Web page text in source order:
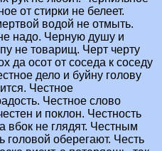
от стирки не белеет.
водой не отмыть.
надо. Черную душу и
не товарищ. Черт черту
да осот от соседа к соседу
дело и буйну голову
Честное
Честное слово
и поклон. Честность
вбок не глядят. Честным
головой оберегают. Честь